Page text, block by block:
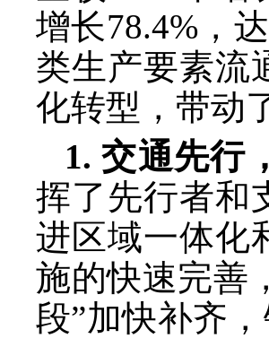
增长78.4%，
类生产要素流
化转型，带动
1. 交通先行
挥了先行者和
进区域一体化
施的快速完善
段”加快补齐